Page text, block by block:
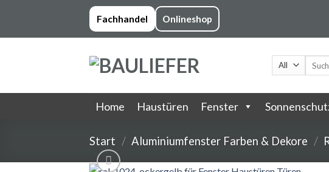
content
Fachhandel Onlineshop
Home Haustüren Fenster
Start / Aluminiumfenster Farben & Dekore /